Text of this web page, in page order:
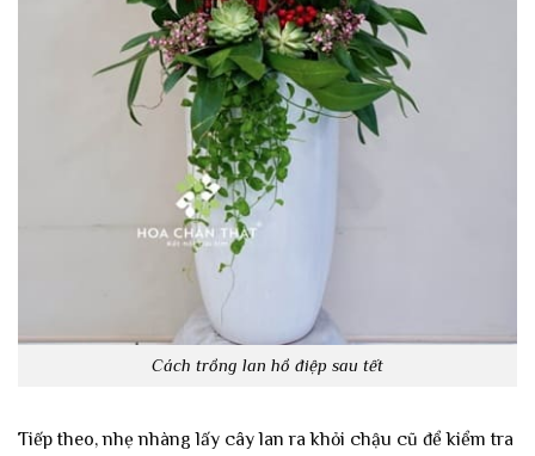
Cách trồng lan hồ điệp sau tết
Tiếp theo, nhẹ nhàng lấy cây lan ra khỏi chậu cũ để kiểm tra